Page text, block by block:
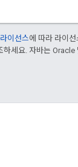
이선스에 따라 라이
하세요. 자바는